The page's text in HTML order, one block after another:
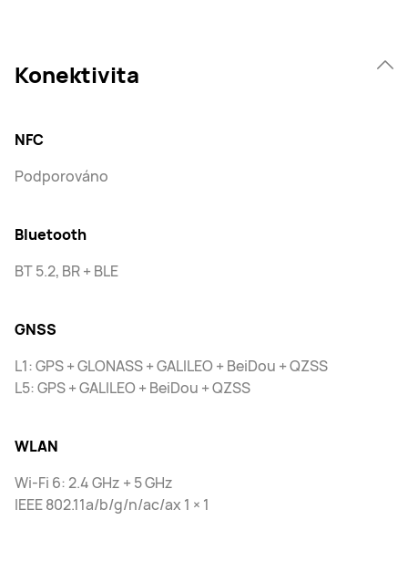
Konektivita
NFC
Podporováno
Bluetooth
BT 5.2, BR + BLE
GNSS
L1: GPS + GLONASS + GALILEO + BeiDou + QZSS
L5: GPS + GALILEO + BeiDou + QZSS
WLAN
Wi-Fi 6: 2.4 GHz + 5 GHz
IEEE 802.11a/b/g/n/ac/ax 1 × 1